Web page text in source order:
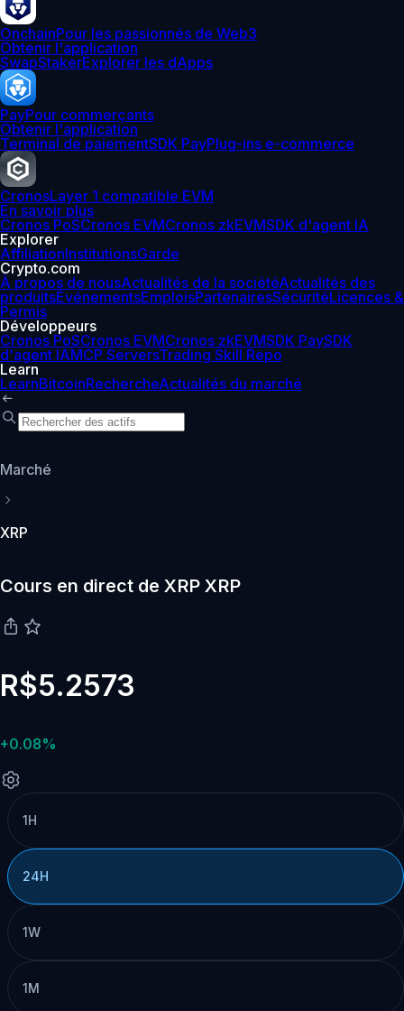
OnchainPour les passionnés de Web3
Obtenir l'application
SwapStakerExplorer les dApps
PayPour commerçants
Obtenir l'application
Terminal de paiementSDK PayPlug-ins e-commerce
CronosLayer 1 compatible EVM
En savoir plus
Cronos PoSCronos EVMCronos zkEVMSDK d'agent IA
Explorer
AffiliationInstitutionsGarde
Crypto.com
À propos de nousActualités de la sociétéActualités des
produitsÉvénementsEmploisPartenairesSécuritéLicences &
Permis
Développeurs
Cronos PoSCronos EVMCronos zkEVMSDK PaySDK
d'agent IAMCP ServersTrading Skill Repo
Learn
LearnBitcoinRechercheActualités du marché
Marché
XRP
Cours en direct de XRP XRP
R$5.2573
+0.08%
1H
24H
1W
1M